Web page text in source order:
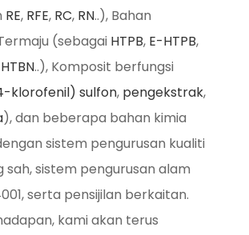
RE, RFE, RC, RN..), Bahan
(sebagai HTPB, E-HTPB,
HTBN..), Komposit berfungsi
klorofenil) sulfon, pengekstrak,
), dan beberapa bahan kimia
sistem pengurusan kualiti
sah, sistem pengurusan alam
serta pensijilan berkaitan.
kami akan terus